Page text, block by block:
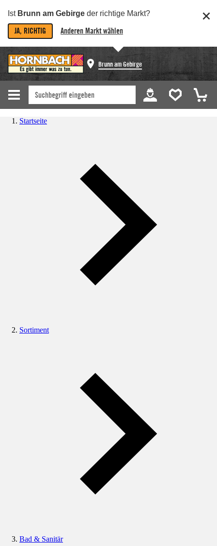
Ist Brunn am Gebirge der richtige Markt?
JA, RICHTIG Anderen Markt wählen
Brunn am Gebirge
Startseite
Sortiment
Bad & Sanitär